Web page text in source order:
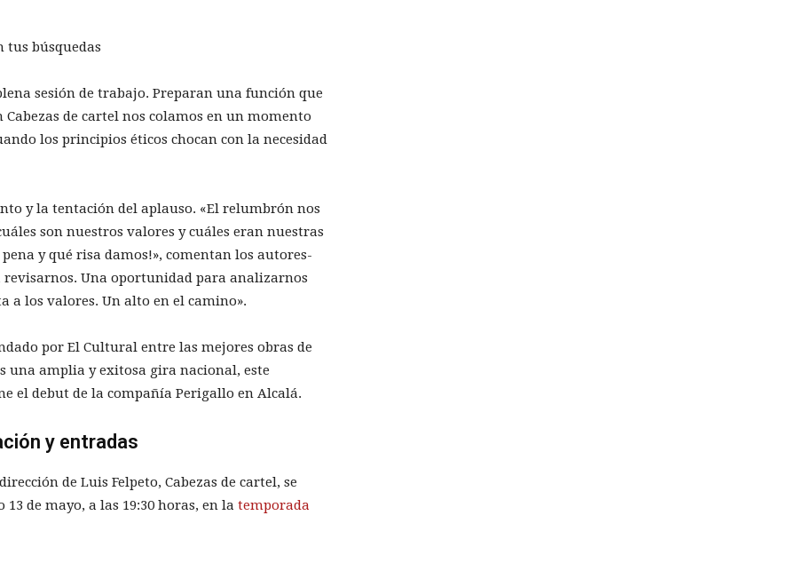
tus búsquedas
sesión de trabajo. Preparan una función que
de cartel nos colamos en un momento
los principios éticos chocan con la necesidad
y la tentación del aplauso. «El relumbrón nos
son nuestros valores y cuáles eran nuestras
y qué risa damos!», comentan los autores-
Una oportunidad para analizarnos
a los valores. Un alto en el camino».
por El Cultural entre las mejores obras de
una amplia y exitosa gira nacional, este
el debut de la compañía Perigallo en Alcalá.
y entradas
de Luis Felpeto, Cabezas de cartel, se
de mayo, a las 19:30 horas, en la temporada